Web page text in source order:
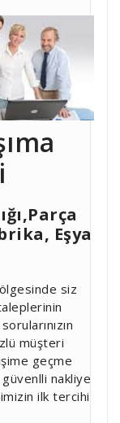
Eşya
siz
müşteri
geçme
nakliye
ilk tercihi